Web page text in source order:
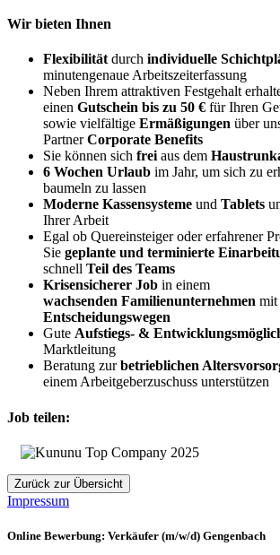
Wir bieten Ihnen
Flexibilitätdurch individuelle
minutengenaue Arbeitszeiterfassung
Neben Ihrem attraktiven Festgehalt
einen Gutschein bis zu 50 € für Ihren
sowie vielfältige Ermäßigungen über
PartnerCorporate Benefits
Sie können sich freiaus dem
6 Wochen Urlaub im Jahr, um sich zu
baumeln zu lassen
Moderne Kassensysteme und Tablets
Ihrer Arbeit
Egal ob Quereinsteiger oder erfahrener
Sie geplante und terminierte
schnell Teil des Teams
Krisensicherer Job in einem
wachsenden Familienunternehmen mit
Entscheidungswegen
Gute Aufstiegs- &
Marktleitung
Beratung zurbetrieblichen
einem Arbeitgeberzuschuss unterstützen
Job teilen:
Zurück zur Übersicht
Impressum
Online Bewerbung: Verkäufer (m/w/d) Gengenbach